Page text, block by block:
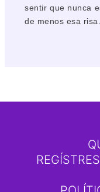
sentir que nunca
de menos esa risa.